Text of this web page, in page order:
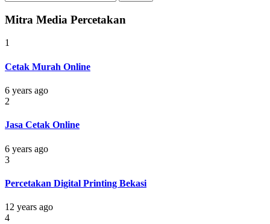
for:
Mitra Media Percetakan
1
Cetak Murah Online
6 years ago
2
Jasa Cetak Online
6 years ago
3
Percetakan Digital Printing Bekasi
12 years ago
4